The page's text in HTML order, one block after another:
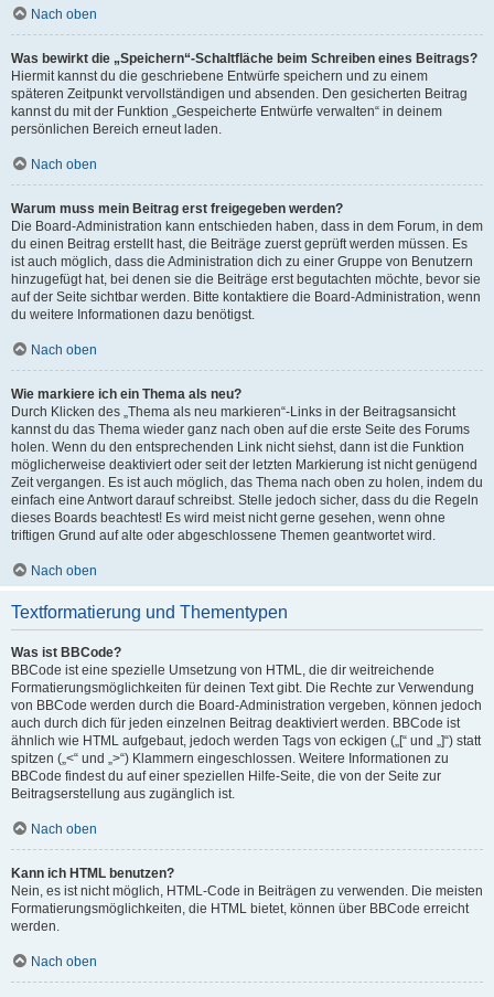
Nach oben
Was bewirkt die „Speichern“-Schaltfläche beim Schreiben eines Beitrags?
Hiermit kannst du die geschriebene Entwürfe speichern und zu einem
späteren Zeitpunkt vervollständigen und absenden. Den gesicherten Beitrag
kannst du mit der Funktion „Gespeicherte Entwürfe verwalten“ in deinem
persönlichen Bereich erneut laden.
Nach oben
Warum muss mein Beitrag erst freigegeben werden?
Die Board-Administration kann entschieden haben, dass in dem Forum, in dem
du einen Beitrag erstellt hast, die Beiträge zuerst geprüft werden müssen. Es
ist auch möglich, dass die Administration dich zu einer Gruppe von Benutzern
hinzugefügt hat, bei denen sie die Beiträge erst begutachten möchte, bevor sie
auf der Seite sichtbar werden. Bitte kontaktiere die Board-Administration, wenn
du weitere Informationen dazu benötigst.
Nach oben
Wie markiere ich ein Thema als neu?
Durch Klicken des „Thema als neu markieren“-Links in der Beitragsansicht
kannst du das Thema wieder ganz nach oben auf die erste Seite des Forums
holen. Wenn du den entsprechenden Link nicht siehst, dann ist die Funktion
möglicherweise deaktiviert oder seit der letzten Markierung ist nicht genügend
Zeit vergangen. Es ist auch möglich, das Thema nach oben zu holen, indem du
einfach eine Antwort darauf schreibst. Stelle jedoch sicher, dass du die Regeln
dieses Boards beachtest! Es wird meist nicht gerne gesehen, wenn ohne
triftigen Grund auf alte oder abgeschlossene Themen geantwortet wird.
Nach oben
Textformatierung und Thementypen
Was ist BBCode?
BBCode ist eine spezielle Umsetzung von HTML, die dir weitreichende
Formatierungsmöglichkeiten für deinen Text gibt. Die Rechte zur Verwendung
von BBCode werden durch die Board-Administration vergeben, können jedoch
auch durch dich für jeden einzelnen Beitrag deaktiviert werden. BBCode ist
ähnlich wie HTML aufgebaut, jedoch werden Tags von eckigen („[“ und „]“) statt
spitzen („<“ und „>“) Klammern eingeschlossen. Weitere Informationen zu
BBCode findest du auf einer speziellen Hilfe-Seite, die von der Seite zur
Beitragserstellung aus zugänglich ist.
Nach oben
Kann ich HTML benutzen?
Nein, es ist nicht möglich, HTML-Code in Beiträgen zu verwenden. Die meisten
Formatierungsmöglichkeiten, die HTML bietet, können über BBCode erreicht
werden.
Nach oben